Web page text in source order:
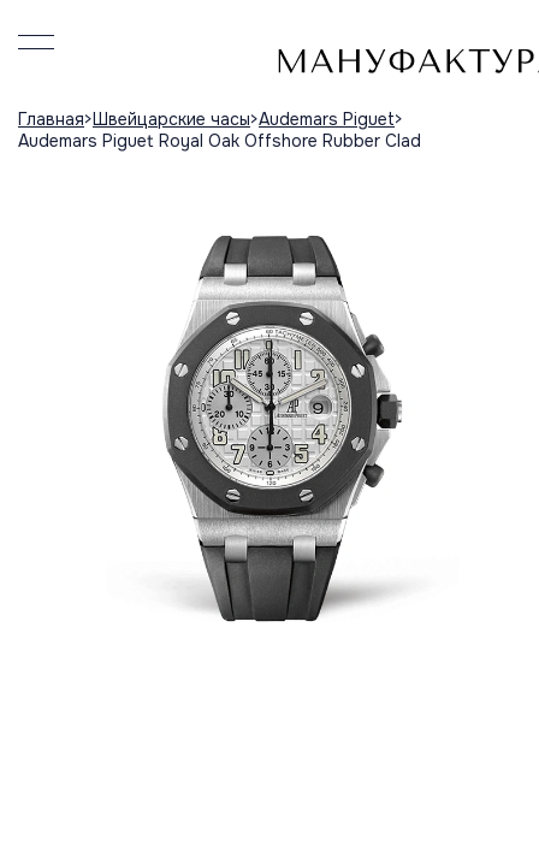
Главная Швейцарские часы Audemars Piguet
Audemars Piguet Royal Oak Offshore Rubber Clad